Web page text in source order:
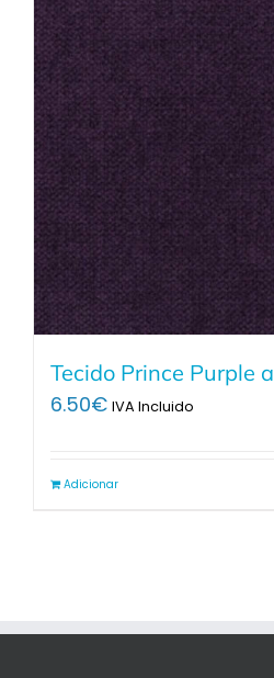
Tecido Prince Purple
6.50€ IVA Incluido
Adicionar